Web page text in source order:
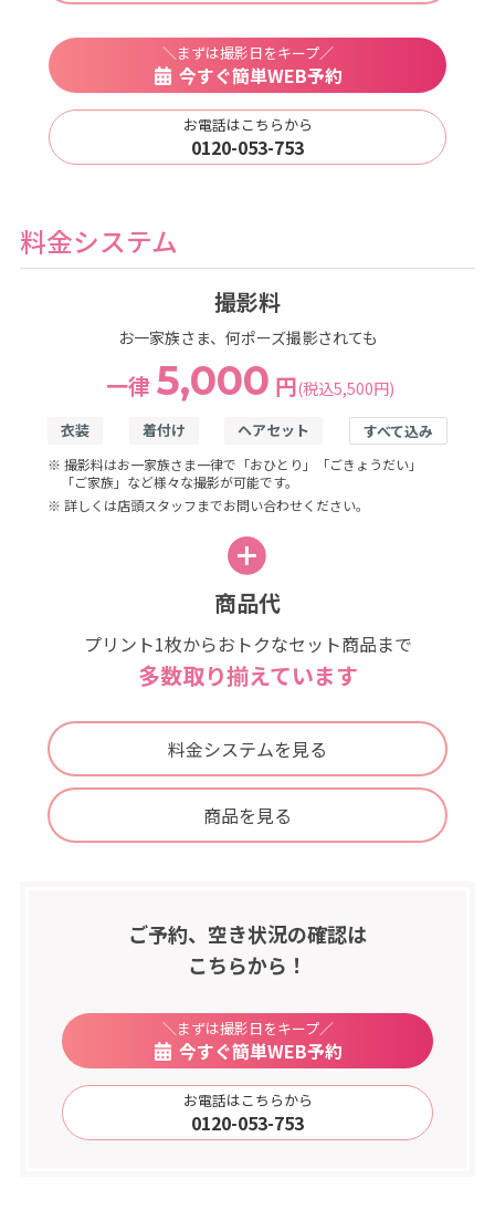
＼まずは撮影日をキープ／
今すぐ簡単WEB予約
お電話はこちらから
0120-053-753
料金システム
撮影料
お一家族さま、何ポーズ撮影されても
一律 5,000 円(税込5,500円)
衣装 着付け ヘアセット すべて込み
※ 撮影料はお一家族さま一律で「おひとり」「ごきょうだい」
「ご家族」など様々な撮影が可能です。
※ 詳しくは店頭スタッフまでお問い合わせください。
商品代
プリント1枚からおトクなセット商品まで
多数取り揃えています
料金システムを見る
商品を見る
ご予約、空き状況の確認は
こちらから！
＼まずは撮影日をキープ／
今すぐ簡単WEB予約
お電話はこちらから
0120-053-753